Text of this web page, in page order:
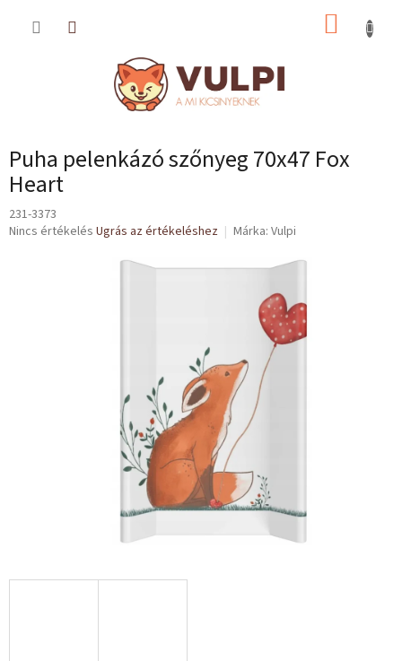
KOSÁR
Puha pelenkázó szőnyeg 70x47 Fox
Heart
231-3373
A
Nincs értékelés Ugrás az értékeléshez Márka: Vulpi